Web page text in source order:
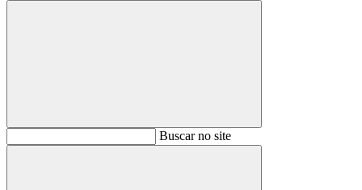
BuscarBuscar no site